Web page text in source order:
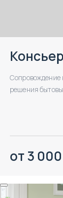
Сопровождение
решения
от 3